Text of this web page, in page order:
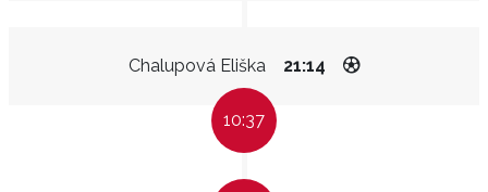
Chalupová Eliška 21:14
10:37